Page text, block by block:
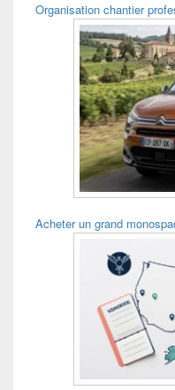
Organisation chantier
Acheter un grand